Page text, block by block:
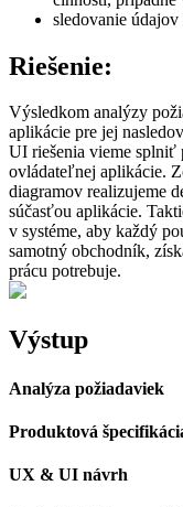
sledovanie
Riešenie:
Výsledkom analýzy
aplikácie pre jej
UI riešenia vieme
ovládateľnej aplikácie.
diagramov realizujeme
súčasťou aplikácie.
v systéme, aby každý
samotný obchodník,
prácu potrebuje.
Výstup
Analýza požiadaviek
Produktová
UX & UI návrh